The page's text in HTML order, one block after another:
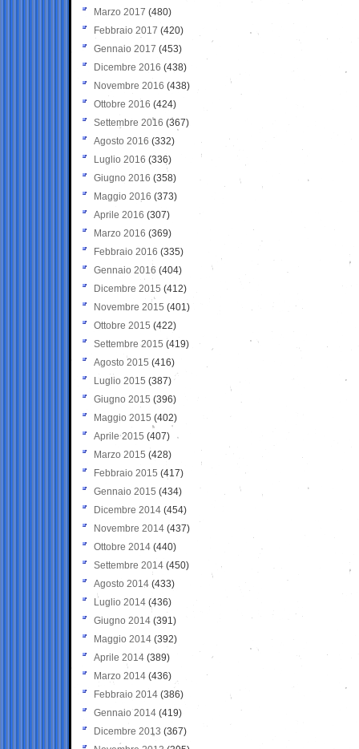
Marzo 2017 (480)
Febbraio 2017 (420)
Gennaio 2017 (453)
Dicembre 2016 (438)
Novembre 2016 (438)
Ottobre 2016 (424)
Settembre 2016 (367)
Agosto 2016 (332)
Luglio 2016 (336)
Giugno 2016 (358)
Maggio 2016 (373)
Aprile 2016 (307)
Marzo 2016 (369)
Febbraio 2016 (335)
Gennaio 2016 (404)
Dicembre 2015 (412)
Novembre 2015 (401)
Ottobre 2015 (422)
Settembre 2015 (419)
Agosto 2015 (416)
Luglio 2015 (387)
Giugno 2015 (396)
Maggio 2015 (402)
Aprile 2015 (407)
Marzo 2015 (428)
Febbraio 2015 (417)
Gennaio 2015 (434)
Dicembre 2014 (454)
Novembre 2014 (437)
Ottobre 2014 (440)
Settembre 2014 (450)
Agosto 2014 (433)
Luglio 2014 (436)
Giugno 2014 (391)
Maggio 2014 (392)
Aprile 2014 (389)
Marzo 2014 (436)
Febbraio 2014 (386)
Gennaio 2014 (419)
Dicembre 2013 (367)